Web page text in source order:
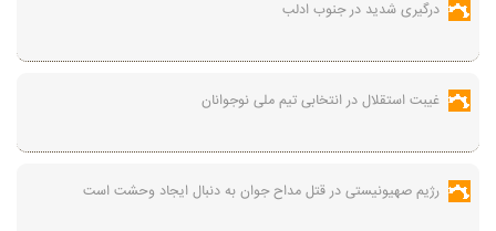
درگیری شدید در جنوب ادلب
غیبت استقلال در انتخابی تیم ملی نوجوانان
رژیم صهیونیستی در قتل مداح جوان به دنبال ایجاد وحشت است